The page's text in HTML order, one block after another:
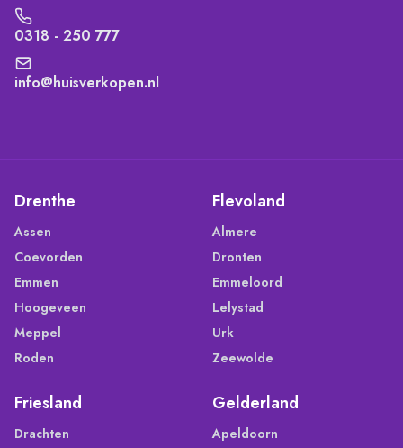
0318 - 250 777
info@huisverkopen.nl
Drenthe
Assen
Coevorden
Emmen
Hoogeveen
Meppel
Roden
Flevoland
Almere
Dronten
Emmeloord
Lelystad
Urk
Zeewolde
Friesland
Drachten
Gelderland
Apeldoorn